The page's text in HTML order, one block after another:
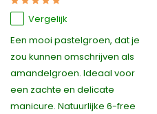
Vergelijk
Een mooi pastelgroen, dat je
zou kunnen omschrijven als
amandelgroen. Ideaal voor
een zachte en delicate
manicure. Natuurlijke 6-free